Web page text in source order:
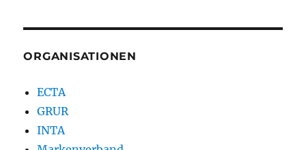
ORGANISATIONEN
ECTA
GRUR
INTA